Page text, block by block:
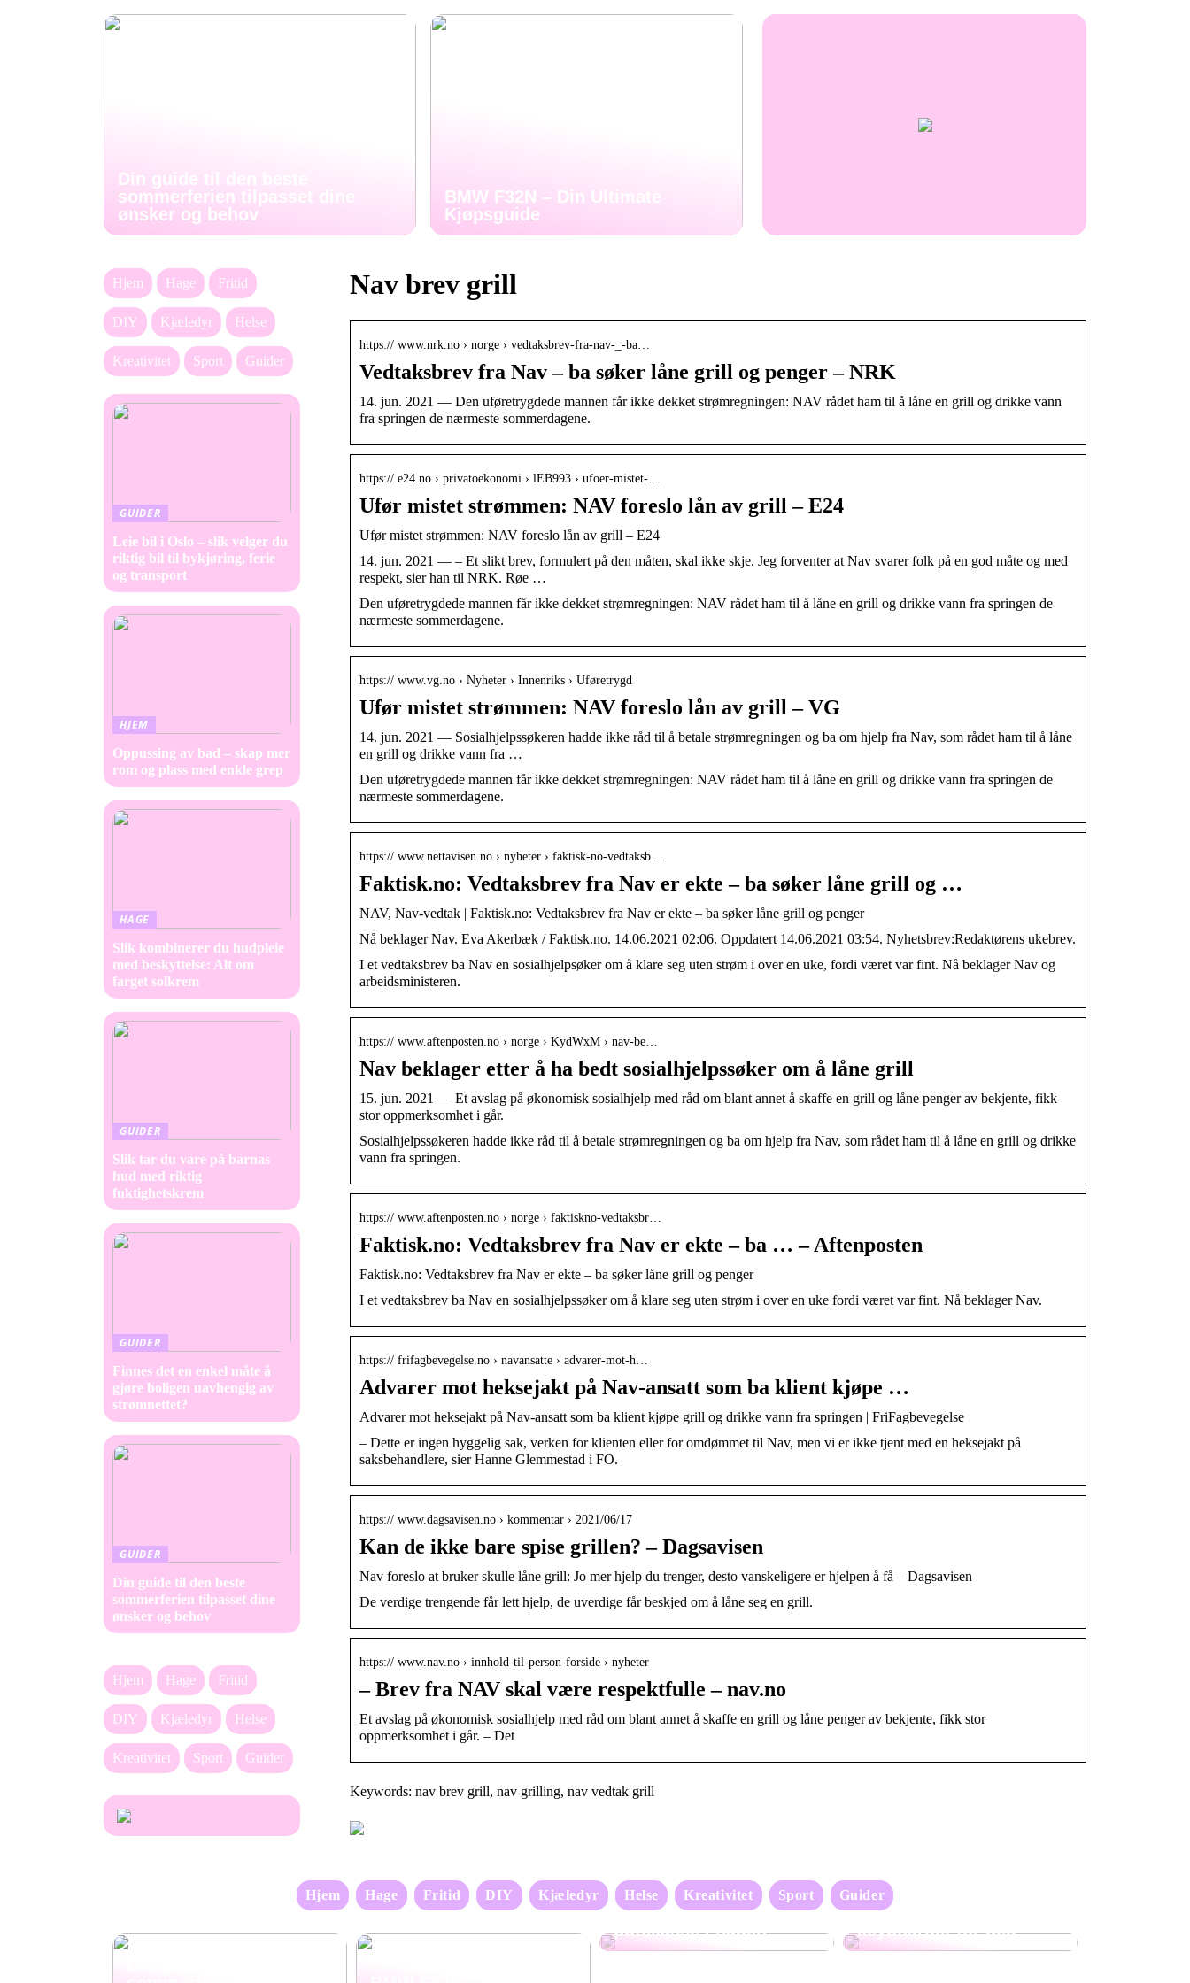
Din guide til den beste
sommerferien tilpasset dine
ønsker og behov
BMW F32N – Din Ultimate
Kjøpsguide
Nav brev grill
https:// www.nrk.no › norge › vedtaksbrev-fra-nav-_-ba…
Vedtaksbrev fra Nav – ba søker låne grill og penger – NRK
14. jun. 2021 — Den uføretrygdede mannen får ikke dekket strømregningen: NAV rådet ham til å låne en grill og drikke vann
fra springen de nærmeste sommerdagene.
https:// e24.no › privatoekonomi › lEB993 › ufoer-mistet-…
Ufør mistet strømmen: NAV foreslo lån av grill – E24
Ufør mistet strømmen: NAV foreslo lån av grill – E24
14. jun. 2021 — – Et slikt brev, formulert på den måten, skal ikke skje. Jeg forventer at Nav svarer folk på en god måte og med
respekt, sier han til NRK. Røe …
Den uføretrygdede mannen får ikke dekket strømregningen: NAV rådet ham til å låne en grill og drikke vann fra springen de
nærmeste sommerdagene.
https:// www.vg.no › Nyheter › Innenriks › Uføretrygd
Ufør mistet strømmen: NAV foreslo lån av grill – VG
14. jun. 2021 — Sosialhjelpssøkeren hadde ikke råd til å betale strømregningen og ba om hjelp fra Nav, som rådet ham til å låne
en grill og drikke vann fra …
Den uføretrygdede mannen får ikke dekket strømregningen: NAV rådet ham til å låne en grill og drikke vann fra springen de
nærmeste sommerdagene.
https:// www.nettavisen.no › nyheter › faktisk-no-vedtaksb…
Faktisk.no: Vedtaksbrev fra Nav er ekte – ba søker låne grill og …
NAV, Nav-vedtak | Faktisk.no: Vedtaksbrev fra Nav er ekte – ba søker låne grill og penger
Nå beklager Nav. Eva Akerbæk / Faktisk.no. 14.06.2021 02:06. Oppdatert 14.06.2021 03:54. Nyhetsbrev:Redaktørens ukebrev.
I et vedtaksbrev ba Nav en sosialhjelpsøker om å klare seg uten strøm i over en uke, fordi været var fint. Nå beklager Nav og
arbeidsministeren.
https:// www.aftenposten.no › norge › KydWxM › nav-be…
Nav beklager etter å ha bedt sosialhjelpssøker om å låne grill
15. jun. 2021 — Et avslag på økonomisk sosialhjelp med råd om blant annet å skaffe en grill og låne penger av bekjente, fikk
stor oppmerksomhet i går.
Sosialhjelpssøkeren hadde ikke råd til å betale strømregningen og ba om hjelp fra Nav, som rådet ham til å låne en grill og drikke
vann fra springen.
https:// www.aftenposten.no › norge › faktiskno-vedtaksbr…
Faktisk.no: Vedtaksbrev fra Nav er ekte – ba … – Aftenposten
Faktisk.no: Vedtaksbrev fra Nav er ekte – ba søker låne grill og penger
I et vedtaksbrev ba Nav en sosialhjelpssøker om å klare seg uten strøm i over en uke fordi været var fint. Nå beklager Nav.
https:// frifagbevegelse.no › navansatte › advarer-mot-h…
Advarer mot heksejakt på Nav-ansatt som ba klient kjøpe …
Advarer mot heksejakt på Nav-ansatt som ba klient kjøpe grill og drikke vann fra springen | FriFagbevegelse
– Dette er ingen hyggelig sak, verken for klienten eller for omdømmet til Nav, men vi er ikke tjent med en heksejakt på
saksbehandlere, sier Hanne Glemmestad i FO.
https:// www.dagsavisen.no › kommentar › 2021/06/17
Kan de ikke bare spise grillen? – Dagsavisen
Nav foreslo at bruker skulle låne grill: Jo mer hjelp du trenger, desto vanskeligere er hjelpen å få – Dagsavisen
De verdige trengende får lett hjelp, de uverdige får beskjed om å låne seg en grill.
https:// www.nav.no › innhold-til-person-forside › nyheter
– Brev fra NAV skal være respektfulle – nav.no
Et avslag på økonomisk sosialhjelp med råd om blant annet å skaffe en grill og låne penger av bekjente, fikk stor
oppmerksomhet i går. – Det
Keywords: nav brev grill, nav grilling, nav vedtak grill
Hjem Hage Fritid
DIY Kjæledyr Helse
Kreativitet Sport Guider
GUIDER
Leie bil i Oslo – slik velger du
riktig bil til bykjøring, ferie
og transport
HJEM
Oppussing av bad – skap mer
rom og plass med enkle grep
HAGE
Slik kombinerer du hudpleie
med beskyttelse: Alt om
farget solkrem
GUIDER
Slik tar du vare på barnas
hud med riktig
fuktighetskrem
GUIDER
Finnes det en enkel måte å
gjøre boligen uavhengig av
strømnettet?
GUIDER
Din guide til den beste
sommerferien tilpasset dine
ønsker og behov
Hjem Hage Fritid
DIY Kjæledyr Helse
Kreativitet Sport Guider
Hjem Hage Fritid DIY Kjæledyr Helse Kreativitet Sport Guider
De beste tipsene til å
velge og bruke en
putekasse i hagen
Oppdag det perfekte
keyboardet for deg